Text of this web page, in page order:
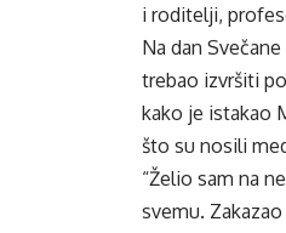
i roditelji,
Na dan
trebao izvršiti
kako je istakao
što su nosili
“Želio sam na
svemu.